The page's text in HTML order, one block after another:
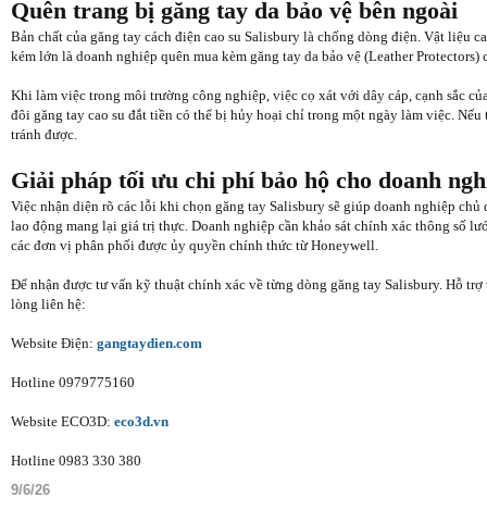
Quên trang bị găng tay da bảo vệ bên ngoài
Bản chất của găng tay cách điện cao su Salisbury là chống dòng điện. Vật liệu
kém lớn là doanh nghiệp quên mua kèm găng tay da bảo vệ (Leather Protectors)
Khi làm việc trong môi trường công nghiệp, việc cọ xát với dây cáp, cạnh sắc
đôi găng tay cao su đắt tiền có thể bị hủy hoại chỉ trong một ngày làm việc.
tránh được.
Giải pháp tối ưu chi phí bảo hộ cho doanh
Việc nhận diện rõ các lỗi khi chọn găng tay Salisbury sẽ giúp doanh nghiệp
lao động mang lại giá trị thực. Doanh nghiệp cần khảo sát chính xác thông số
các đơn vị phân phối được ủy quyền chính thức từ Honeywell.
Để nhận được tư vấn kỹ thuật chính xác về từng dòng găng tay Salisbury. Hỗ
lòng liên hệ:
Website Điện: gangtaydien.com
Hotline 0979775160
Website ECO3D: eco3d.vn
Hotline 0983 330 380
9/6/26